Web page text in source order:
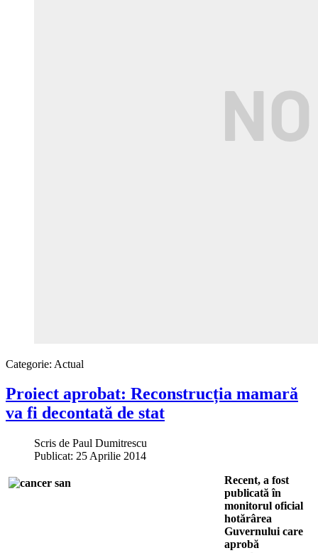
Categorie: Actual
Proiect aprobat: Reconstrucția mamară
va fi decontată de stat
Scris de Paul Dumitrescu
Publicat: 25 Aprilie 2014
Recent, a fost
publicată în
monitorul oficial
hotărârea
Guvernului care
aprobă